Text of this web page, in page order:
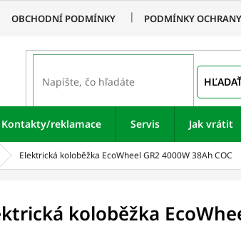
OBCHODNÍ PODMÍNKY PODMÍNKY
Kontakty/reklamace Servis Jak vrátit
Elektrická koloběžka EcoWheel GR2 4000W 38Ah COC
koloběžka